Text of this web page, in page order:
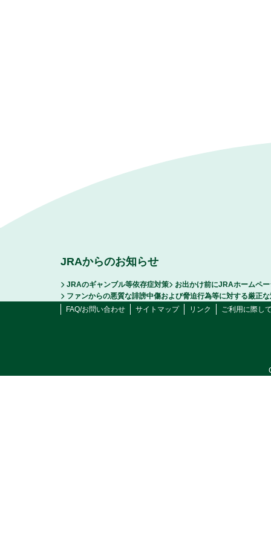
JRAからのお知らせ
JRAのギャンブル等依存症対策
お出かけ前にJRAホームペ
ファンからの悪質な誹謗中傷および脅迫行為等に対する厳正
FAQ/お問い合わせ
サイトマップ リンク ご利用に際し